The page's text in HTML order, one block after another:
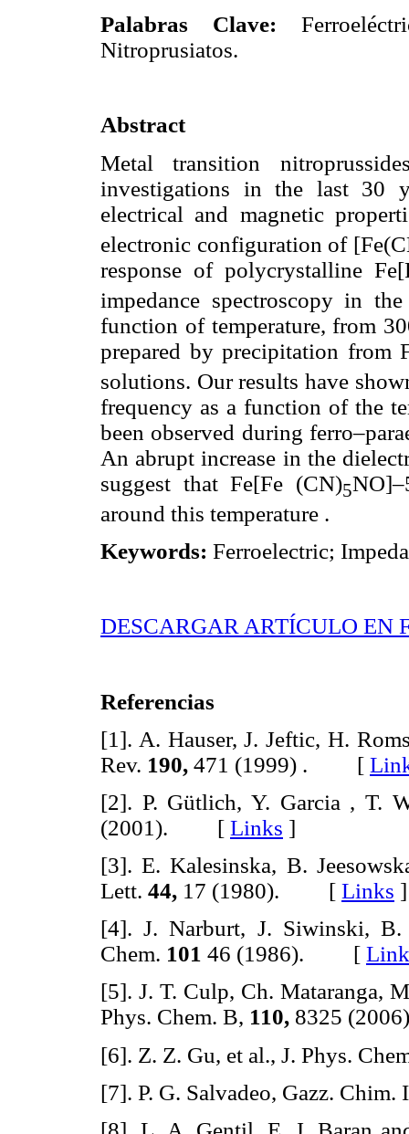
Palabras Clave:
Nitroprusiatos.
Abstract
Metal transition
investigations in the last 30
electrical and magnetic
electronic configuration of
response of polycrystalline
impedance spectroscopy in
function of temperature, from
prepared by precipitation from
solutions. Our results have
frequency as a function of the
been observed during
An abrupt increase in the
suggest that Fe[Fe (CN)5
around this temperature .
Keywords: Ferroelectric;
DESCARGAR ARTÍCULO EN
Referencias
[1]. A. Hauser, J. Jeftic, H.
Rev. 190, 471 (1999) . [
[2]. P. Gütlich, Y. Garcia , T.
(2001). [ Links ]
[3]. E. Kalesinska, B.
Lett. 44, 17 (1980). [ Links ]
[4]. J. Narburt, J. Siwinski,
Chem. 101 46 (1986). [
[5]. J. T. Culp, Ch. Mataranga,
Phys. Chem. B, 110, 8325
[6]. Z. Z. Gu, et al., J. Phys.
[7]. P. G. Salvadeo, Gazz. Chim.